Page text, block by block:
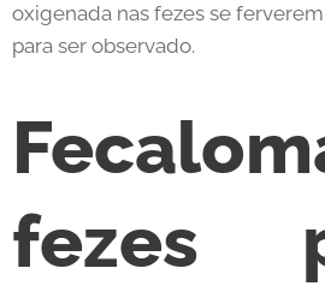
oxigenada nas fezes se
para ser observado.
fezes